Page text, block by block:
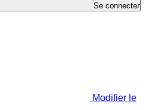
Se connecter
Modifier le